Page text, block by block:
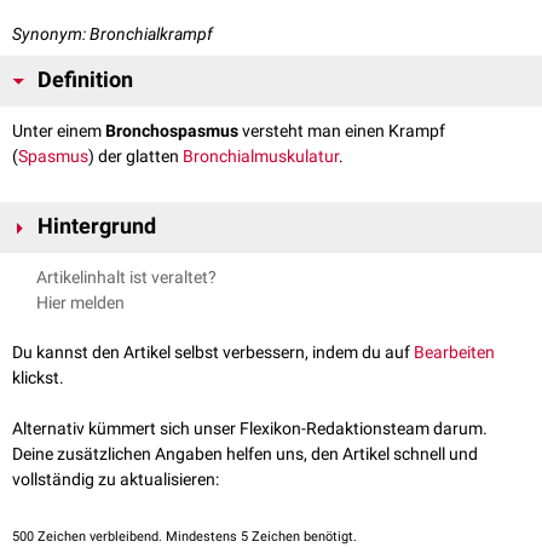
Synonym: Bronchialkrampf
Definition
Unter einemBronchospasmusversteht man einen Krampf
(Spasmus) der glatten Bronchialmuskulatur.
Hintergrund
Bronchospasmen treten bei einer allergischen oder
Atemwege
bronchiale
). Sie erzeugen einen erhöhten Atemwegswiderstandund
führen so zu einer verminderten alveolären Belüftung bzw. zur
Artikelinhalt ist veraltet?
Hier melden
Du kannst den Artikel selbst verbessern, indem du auf Bearbeiten
klickst.
Alternativ kümmert sich unser Flexikon-Redaktionsteam darum.
Deine zusätzlichen Angaben helfen uns, den Artikel schnell und
vollständig zu aktualisieren:
500 Zeichen verbleibend. Mindestens 5 Zeichen benötigt.